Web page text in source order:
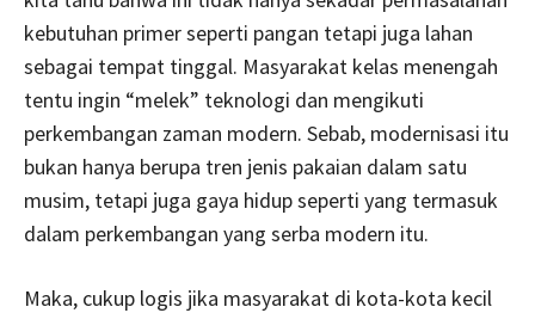
kebutuhan primer seperti pangan tetapi juga lahan
sebagai tempat tinggal. Masyarakat kelas menengah
tentu ingin “melek” teknologi dan mengikuti
perkembangan zaman modern. Sebab, modernisasi itu
bukan hanya berupa tren jenis pakaian dalam satu
musim, tetapi juga gaya hidup seperti yang termasuk
dalam perkembangan yang serba modern itu.
Maka, cukup logis jika masyarakat di kota-kota kecil